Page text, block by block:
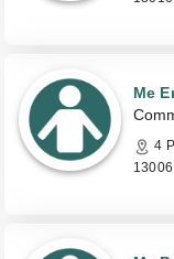
Me
4